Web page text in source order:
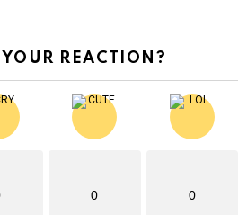
REACTION?
0 0